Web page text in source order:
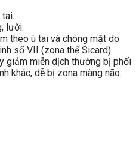
lưỡi.
theo ù tai và chóng mặt do
số VII (zona thể Sicard).
giảm miễn dịch thường bị phối
khác, dễ bị zona màng não.